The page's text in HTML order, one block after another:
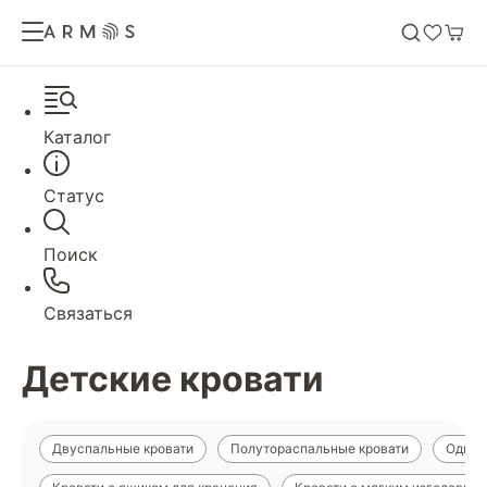
Каталог
Статус
Поиск
Связаться
Детские кровати
Двуспальные кровати Полутораспальные кровати